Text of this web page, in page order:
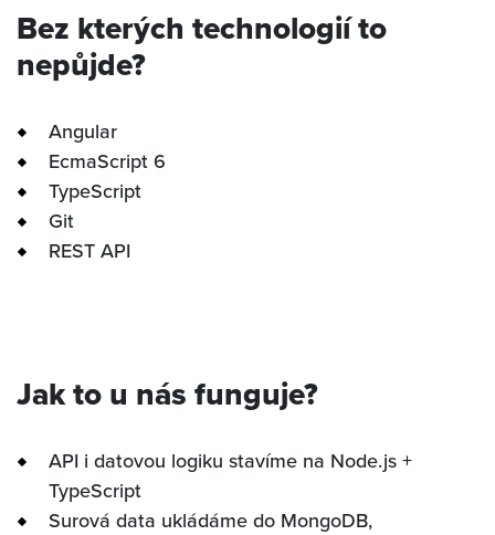
Bez kterých technologií to
nepůjde?
Angular
EcmaScript 6
TypeScript
Git
REST API
Jak to u nás funguje?
API i datovou logiku stavíme na Node.js +
TypeScript
Surová data ukládáme do MongoDB,